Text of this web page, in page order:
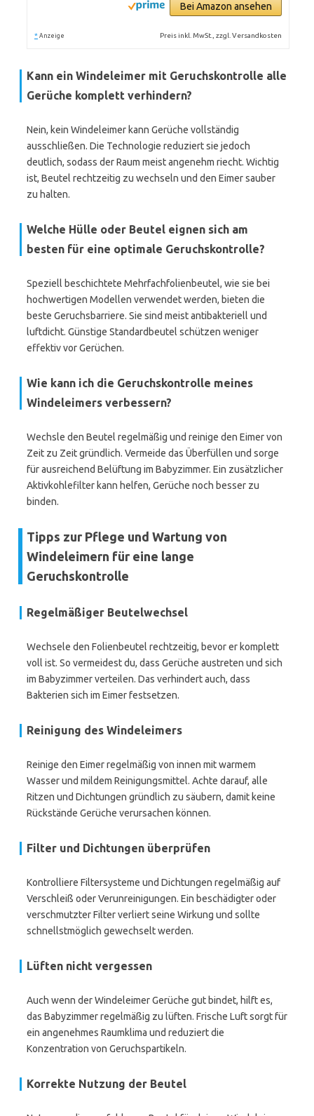
Bei Amazon ansehen
* Anzeige Preis inkl. MwSt., zzgl. Versandkosten
Kann ein Windeleimer mit Geruchskontrolle alle
Gerüche komplett verhindern?
Nein, kein Windeleimer kann Gerüche vollständig
ausschließen. Die Technologie reduziert sie jedoch
deutlich, sodass der Raum meist angenehm riecht. Wichtig
ist, Beutel rechtzeitig zu wechseln und den Eimer sauber
zu halten.
Welche Hülle oder Beutel eignen sich am
besten für eine optimale Geruchskontrolle?
Speziell beschichtete Mehrfachfolienbeutel, wie sie bei
hochwertigen Modellen verwendet werden, bieten die
beste Geruchsbarriere. Sie sind meist antibakteriell und
luftdicht. Günstige Standardbeutel schützen weniger
effektiv vor Gerüchen.
Wie kann ich die Geruchskontrolle meines
Windeleimers verbessern?
Wechsle den Beutel regelmäßig und reinige den Eimer von
Zeit zu Zeit gründlich. Vermeide das Überfüllen und sorge
für ausreichend Belüftung im Babyzimmer. Ein zusätzlicher
Aktivkohlefilter kann helfen, Gerüche noch besser zu
binden.
Tipps zur Pflege und Wartung von
Windeleimern für eine lange
Geruchskontrolle
Regelmäßiger Beutelwechsel
Wechsele den Folienbeutel rechtzeitig, bevor er komplett
voll ist. So vermeidest du, dass Gerüche austreten und sich
im Babyzimmer verteilen. Das verhindert auch, dass
Bakterien sich im Eimer festsetzen.
Reinigung des Windeleimers
Reinige den Eimer regelmäßig von innen mit warmem
Wasser und mildem Reinigungsmittel. Achte darauf, alle
Ritzen und Dichtungen gründlich zu säubern, damit keine
Rückstände Gerüche verursachen können.
Filter und Dichtungen überprüfen
Kontrolliere Filtersysteme und Dichtungen regelmäßig auf
Verschleiß oder Verunreinigungen. Ein beschädigter oder
verschmutzter Filter verliert seine Wirkung und sollte
schnellstmöglich gewechselt werden.
Lüften nicht vergessen
Auch wenn der Windeleimer Gerüche gut bindet, hilft es,
das Babyzimmer regelmäßig zu lüften. Frische Luft sorgt für
ein angenehmes Raumklima und reduziert die
Konzentration von Geruchspartikeln.
Korrekte Nutzung der Beutel